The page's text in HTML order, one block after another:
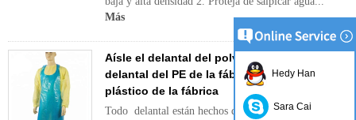
Más
Aísle el delantal del polvo del PE, Aísle el
delantal del PE de la fábrica, Delantal del
plástico de la fábrica
Todo delantal están hechos de materiales de la más
Hedy Han
Sara Cai